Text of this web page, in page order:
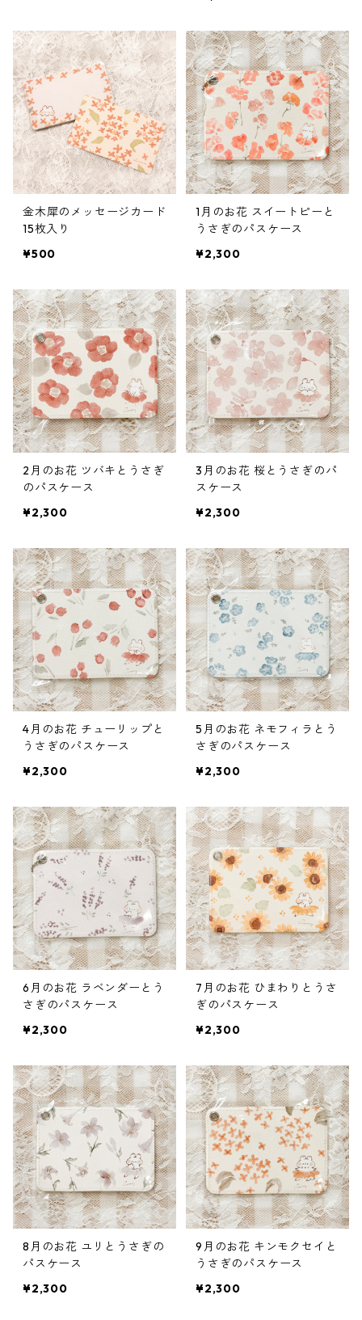
金木犀のメッセージカード
15枚入り
¥500
1月のお花 スイートピーと
うさぎのパスケース
¥2,300
2月のお花 ツバキとうさぎ
のパスケース
¥2,300
3月のお花 桜とうさぎのパ
スケース
¥2,300
4月のお花 チューリップと
うさぎのパスケース
¥2,300
5月のお花 ネモフィラとう
さぎのパスケース
¥2,300
6月のお花 ラベンダーとう
さぎのパスケース
¥2,300
7月のお花 ひまわりとうさ
ぎのパスケース
¥2,300
8月のお花 ユリとうさぎの
パスケース
¥2,300
9月のお花 キンモクセイと
うさぎのパスケース
¥2,300